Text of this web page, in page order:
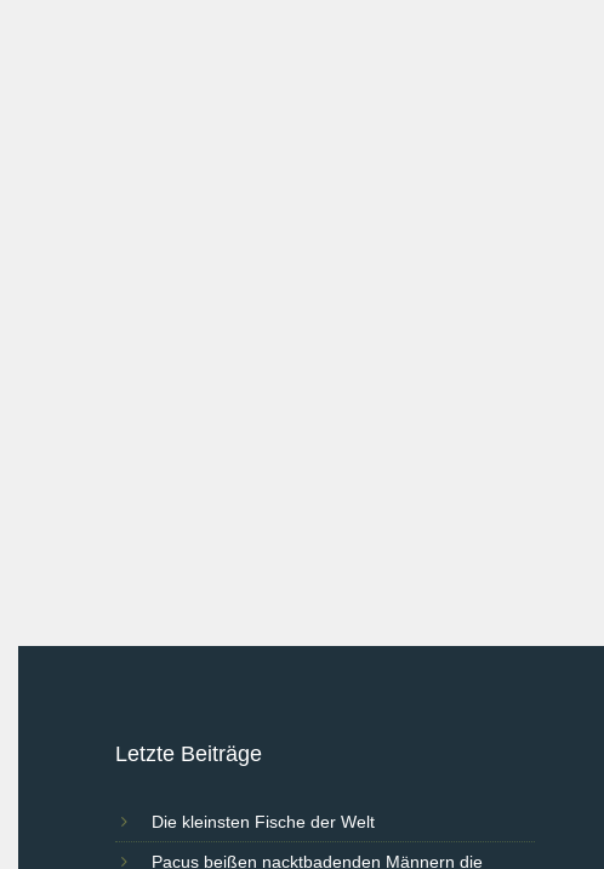
Letzte Beiträge
Die kleinsten Fische der Welt
Pacus beißen nacktbadenden Männern die